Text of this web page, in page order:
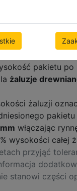
pakietu po
żaluzje
żaluzji
pakietu
włączając
% wysokości całej
przyjąć
stanowi części